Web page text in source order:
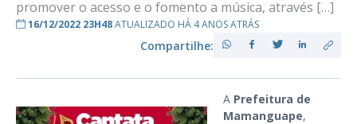
promover o acesso e o fomento a música, através […]
16/12/2022 23H48ATUALIZADO HÁ 4 ANOS ATRÁS
Compartilhe:
A Prefeitura de
Mamanguape,